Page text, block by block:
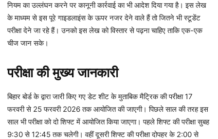
नियम का उल्लंघन करने पर कानूनी कार्रवाई का भी आदेश दिया गया है। इस लेख
के माध्यम से इस पूरे गाइडलाइंस के ऊपर नजर देने वाले हैं तो जितने भी स्टूडेंट
परीक्षा देने जा रहे हैं। उनको इस लेख को विस्तार से पढ़ना चाहिए ताकि एक-एक
चीज जान सके।
परीक्षा की मुख्य जानकारी
बिहार बोर्ड के द्वारा जारी किए गए डेट शीट के मुताबिक मैट्रिक की परीक्षा 17
फरवरी से 25 फरवरी 2026 तक आयोजित की जाएगी। पिछले साल की तरह इस
साल भी परीक्षा को दो शिफ्ट में आयोजित किया जाएगा। पहले शिफ्ट की परीक्षा सुबह
9:30 से 12:45 तक चलेगी। वहीं दूसरी शिफ्ट की परीक्षा दोपहर के 2:00 से